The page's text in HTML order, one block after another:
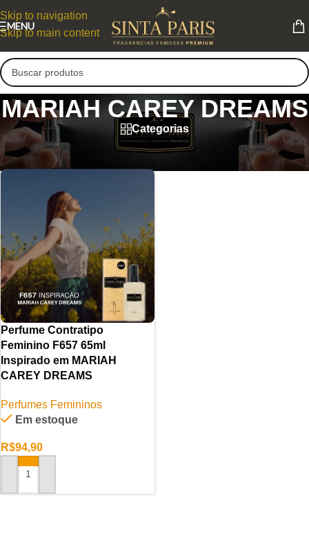
Skip to navigation
Skip to main content
MENU
MARIAH CAREY DREAMS
Categorias
MARIAH CAREY DREAMS
Perfume Contratipo
Feminino F657 65ml
Inspirado em MARIAH
CAREY DREAMS
Perfumes Femininos
Em estoque
R$94,90
ADICIONAR AO CARRINHO